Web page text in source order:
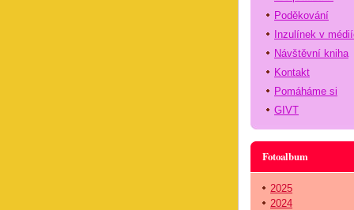
Poděkování
Inzulínek v
Návštěvní kniha
Kontakt
Pomáháme si
GIVT
Fotoalbum
2025
2024